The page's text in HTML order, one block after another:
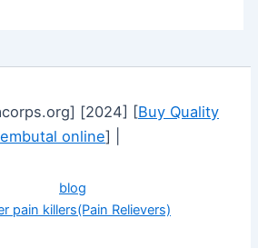
[2024] [Buy Quality
online] |
blog
pain killers(Pain Relievers)